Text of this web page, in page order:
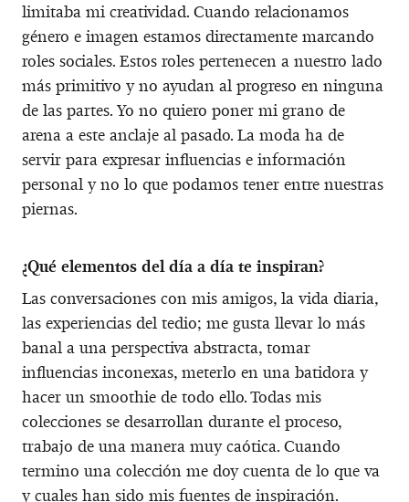
limitaba mi creatividad. Cuando relacionamos
género e imagen estamos directamente marcando
roles sociales. Estos roles pertenecen a nuestro lado
más primitivo y no ayudan al progreso en ninguna
de las partes. Yo no quiero poner mi grano de
arena a este anclaje al pasado. La moda ha de
servir para expresar influencias e información
personal y no lo que podamos tener entre nuestras
piernas.
¿Qué elementos del día a día te inspiran?
Las conversaciones con mis amigos, la vida diaria,
las experiencias del tedio; me gusta llevar lo más
banal a una perspectiva abstracta, tomar
influencias inconexas, meterlo en una batidora y
hacer un smoothie de todo ello. Todas mis
colecciones se desarrollan durante el proceso,
trabajo de una manera muy caótica. Cuando
termino una colección me doy cuenta de lo que va
y cuales han sido mis fuentes de inspiración.